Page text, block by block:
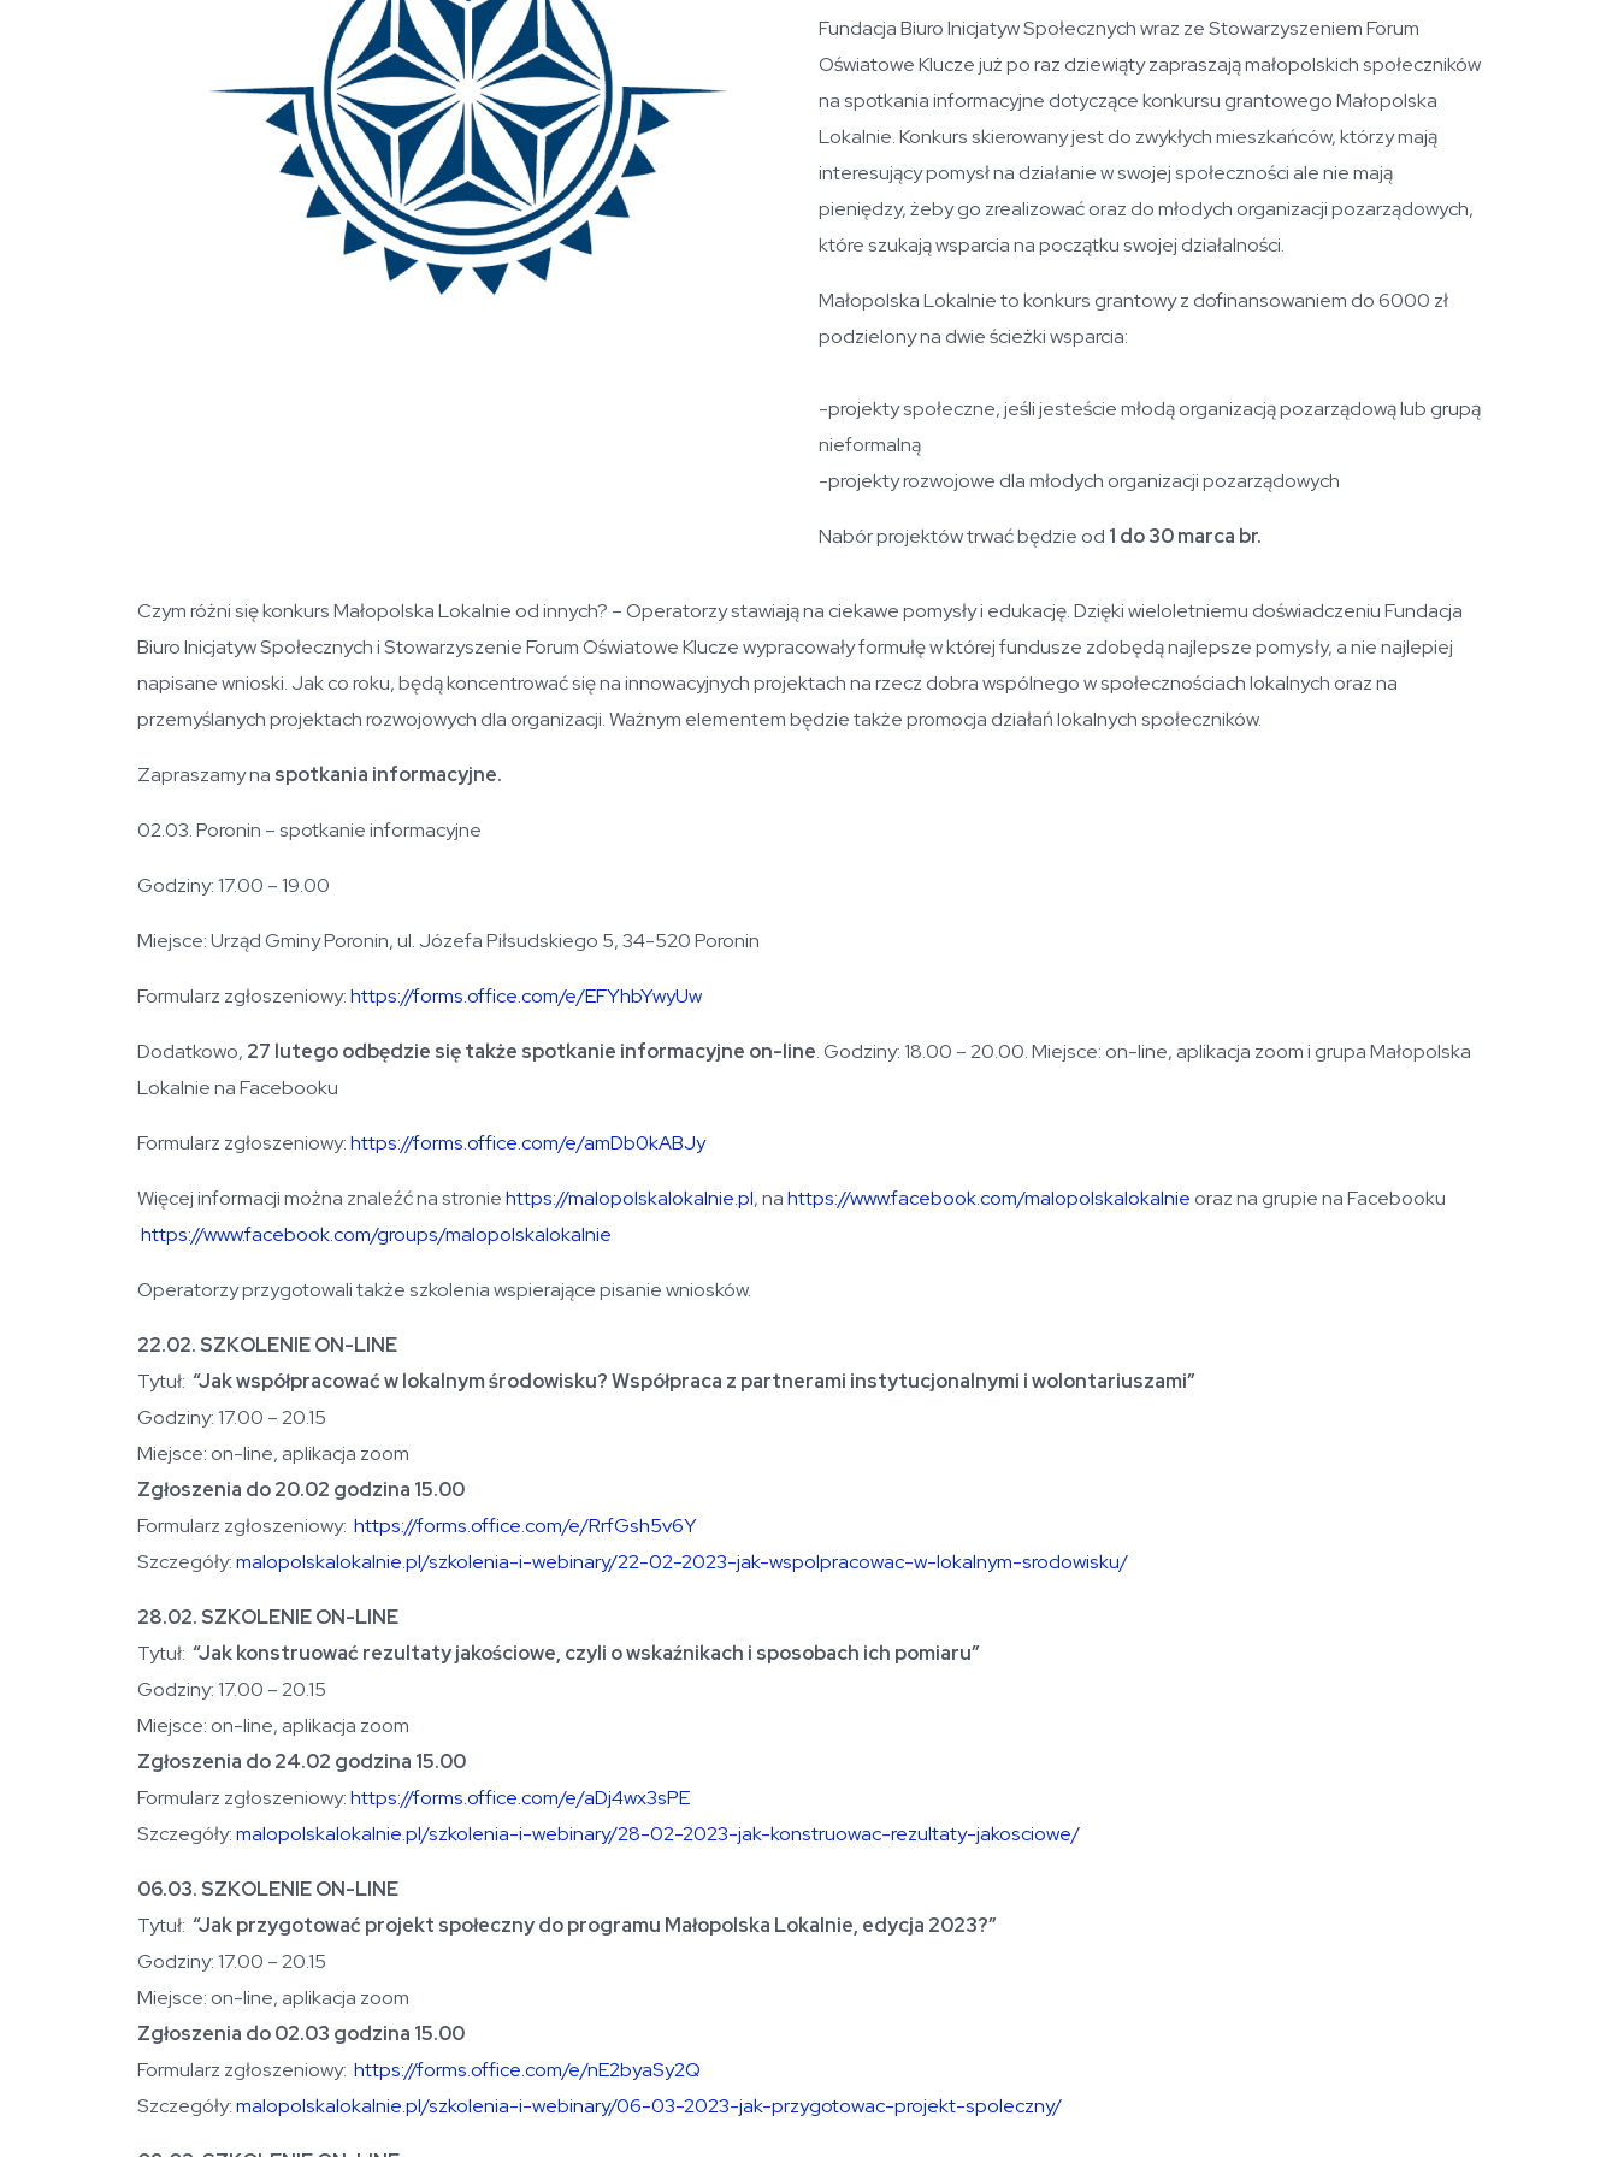
Fundacja Biuro Inicjatyw Społecznych wraz ze Stowarzyszeniem Forum
Oświatowe Klucze już po raz dziewiąty zapraszają małopolskich społeczników
na spotkania informacyjne dotyczące konkursu grantowego Małopolska
Lokalnie. Konkurs skierowany jest do zwykłych mieszkańców, którzy mają
interesujący pomysł na działanie w swojej społeczności ale nie mają
pieniędzy, żeby go zrealizować oraz do młodych organizacji pozarządowych,
które szukają wsparcia na początku swojej działalności.
Małopolska Lokalnie to konkurs grantowy z dofinansowaniem do 6000 zł
podzielony na dwie ścieżki wsparcia:
-projekty społeczne, jeśli jesteście młodą organizacją pozarządową lub grupą
nieformalną
-projekty rozwojowe dla młodych organizacji pozarządowych
Nabór projektów trwać będzie od 1 do 30 marca br.
Czym różni się konkurs Małopolska Lokalnie od innych? – Operatorzy stawiają na ciekawe pomysły i edukację. Dzięki wieloletniemu doświadczeniu Fundacja
Biuro Inicjatyw Społecznych i Stowarzyszenie Forum Oświatowe Klucze wypracowały formułę w której fundusze zdobędą najlepsze pomysły, a nie najlepiej
napisane wnioski. Jak co roku, będą koncentrować się na innowacyjnych projektach na rzecz dobra wspólnego w społecznościach lokalnych oraz na
przemyślanych projektach rozwojowych dla organizacji. Ważnym elementem będzie także promocja działań lokalnych społeczników.
Zapraszamy na spotkania informacyjne.
02.03. Poronin – spotkanie informacyjne
Godziny: 17.00 – 19.00
Miejsce: Urząd Gminy Poronin, ul. Józefa Piłsudskiego 5, 34-520 Poronin
Formularz zgłoszeniowy:https://forms.office.com/e/EFYhbYwyUw
Dodatkowo, 27 lutego odbędzie się także spotkanie informacyjne on-line. Godziny: 18.00 – 20.00. Miejsce: on-line, aplikacja zoom i grupa Małopolska
Lokalnie na Facebooku
Formularz zgłoszeniowy:https://forms.office.com/e/amDb0kABJy
Więcej informacji można znaleźć na stroniehttps://malopolskalokalnie.pl, nahttps://www.facebook.com/malopolskalokalnie oraz na grupie na Facebooku
https://www.facebook.com/groups/malopolskalokalnie
Operatorzy przygotowali także szkolenia wspierające pisanie wniosków.
22.02. SZKOLENIE ON-LINE
Tytuł: “Jak współpracować w lokalnym środowisku? Współpraca z partnerami instytucjonalnymi i wolontariuszami”
Godziny: 17.00 – 20.15
Miejsce: on-line, aplikacja zoom
Zgłoszenia do 20.02 godzina 15.00
Formularz zgłoszeniowy: https://forms.office.com/e/RrfGsh5v6Y
Szczegóły:malopolskalokalnie.pl/szkolenia-i-webinary/22-02-2023-jak-wspolpracowac-w-lokalnym-srodowisku/
28.02. SZKOLENIE ON-LINE
Tytuł: “Jak konstruować rezultaty jakościowe, czyli o wskaźnikach i sposobach ich pomiaru”
Godziny: 17.00 – 20.15
Miejsce: on-line, aplikacja zoom
Zgłoszenia do 24.02 godzina 15.00
Formularz zgłoszeniowy:https://forms.office.com/e/aDj4wx3sPE
Szczegóły:malopolskalokalnie.pl/szkolenia-i-webinary/28-02-2023-jak-konstruowac-rezultaty-jakosciowe/
06.03. SZKOLENIE ON-LINE
Tytuł: “Jak przygotować projekt społeczny do programu Małopolska Lokalnie, edycja 2023?”
Godziny: 17.00 – 20.15
Miejsce: on-line, aplikacja zoom
Zgłoszenia do 02.03 godzina 15.00
Formularz zgłoszeniowy: https://forms.office.com/e/nE2byaSy2Q
Szczegóły:malopolskalokalnie.pl/szkolenia-i-webinary/06-03-2023-jak-przygotowac-projekt-spoleczny/